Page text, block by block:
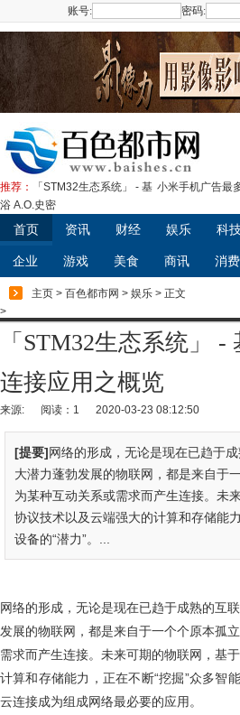
账号: 密码:
推荐： 「STM32生态系统」 - 基 小米手机广告最
浴 A.O.史密
首页 资讯 财经 娱乐 科
企业 游戏 美食 商讯 消费
主页 > 百色都市网 > 娱乐 > 正文
>
「STM32生态系统」 -
连接应用之概览
来源: 阅读：1 2020-03-23 08:12:50
[提要]网络的形成，无论是现在已趋于
大潜力蓬勃发展的物联网，都是来自于
为某种互动关系或需求而产生连接。未
协议技术以及云端强大的计算和存储能
设备的“潜力”。...
网络的形成，无论是现在已趋于成熟的互
发展的物联网，都是来自于一个个原本孤
需求而产生连接。未来可期的物联网，基
计算和存储能力，正在不断“挖掘”众多智
云连接成为组成网络最必要的应用。